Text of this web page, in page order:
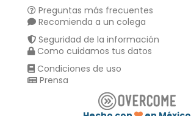
Preguntas más frecuentes
Recomienda a un colega
Seguridad de la información
Como cuidamos tus datos
Condiciones de uso
Prensa